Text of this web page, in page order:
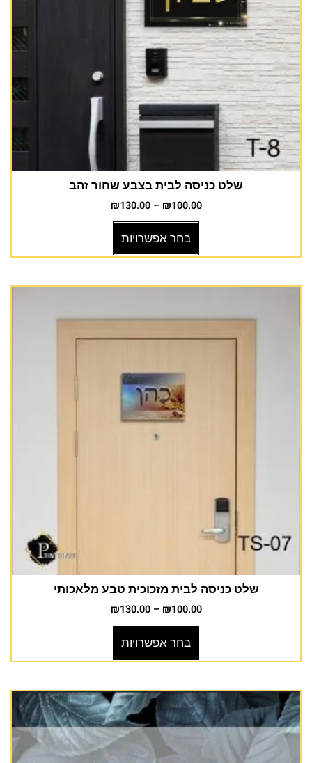
שלט כניסה לבית בצבע שחור זהב
₪100.00
–
₪130.00
בחר אפשרויות
שלט כניסה לבית מזכוכית טבע מלאכותי
₪100.00
–
₪130.00
בחר אפשרויות